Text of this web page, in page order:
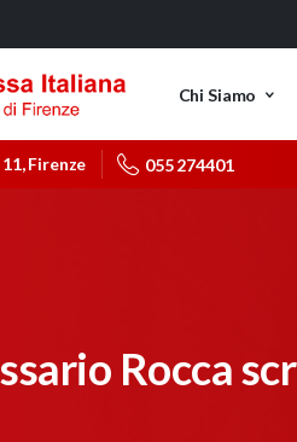
Chi Siamo
Firenze 055 274401
Rocca